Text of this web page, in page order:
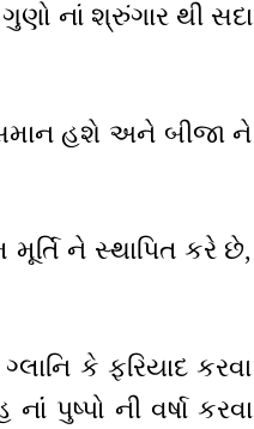
નાં શ્રુંગાર થી સદા
સમાન હશે અને બીજા ને
ને સ્થાપિત કરે છે,
કે ફરિયાદ કરવા
પુષ્પો ની વર્ષા કરવા